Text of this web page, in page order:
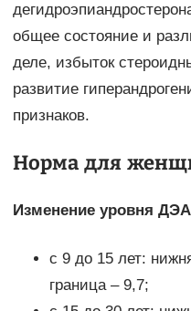
общее состояние и
деле, избыток
развитие
признаков.
Норма для
Изменение уровня
с 9 до 15 лет:
граница – 9,7;